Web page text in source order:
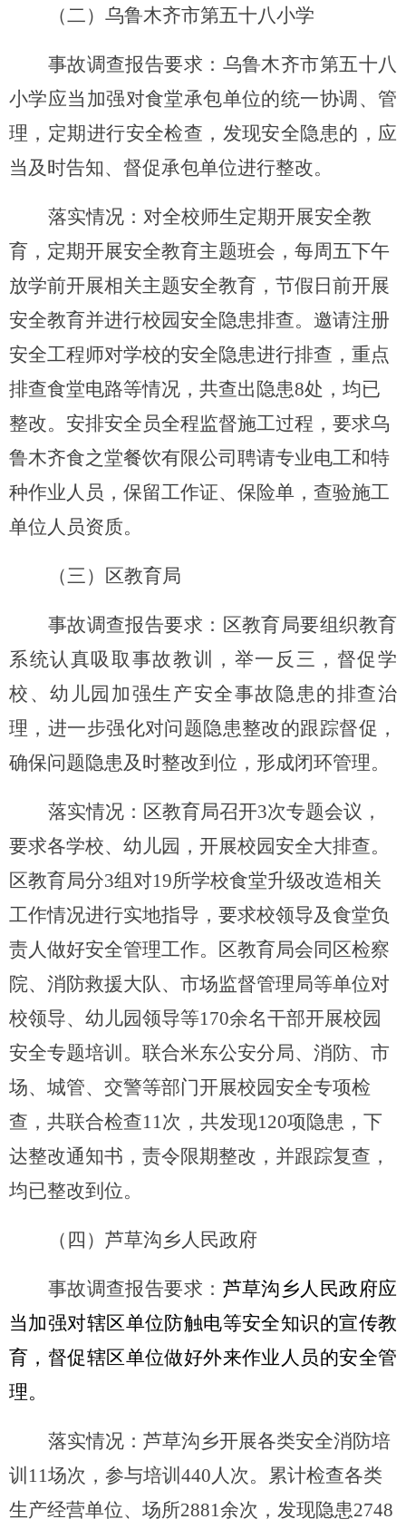
（二） 乌鲁木齐市第五十八小学
事故调查报告要求：乌鲁木齐市第五十八
小学应当加强对食堂承包单位的统一协调、管
理，定期进行安全检查，发现安全隐患的，应
当及时告知、督促承包单位进行整改。
落实情况：对全校师生定期开展安全教
育，定期开展安全教育主题班会，每周五下午
放学前开展相关主题安全教育，节假日前开展
安全教育并进行校园安全隐患排查。邀请注册
安全工程师对学校的安全隐患进行排查，重点
排查食堂电路等情况 ，共查出 隐患8处， 均已
整改。安排安全员全程监督施工过程， 要求乌
鲁木齐食之堂餐饮有限公司聘请专业电工和特
种作业人员，保留工作证、保险单，查验施工
单位人员资质。
（三）区教育局
事故调查报告要求 ： 区教育局要组织教育
系统认真吸取事故教训，举一反三，督促学
校、幼儿园加强生产安全事故隐患的排查治
理，进一步强化对问题隐患整改的跟踪督促，
确保问题隐患及时整改到位，形成闭环管理。
落实情况： 区教育局召开3次专题会议，
要求各学校、幼儿园，开展校园安全大排查。
区教育局分3组对19所学校食堂升级改造相关
工作情况进行实地指导， 要求校领导及食堂负
责人做好安全管理工作。区教育局会同区检察
院、消防救援大队、市场监督管理局等单位对
校领导、幼儿园领导等170余名干部开展校园
安全专题培训。 联合米东公安分局、消防、市
场、城管、交警等部门开展校园安全专项检
查，共联合检查11次，共发现120项隐患，下
达整改通知书，责令限期整改，并跟踪复查，
均已整改到位。
（四） 芦草沟乡人民政府
事故调查报告要求 ： 芦草沟乡人民政府应
当加强对辖区单位防触电等安全知识的宣传教
育，督促辖区单位做好外来作业人员的安全管
理。
落实情况：芦草沟乡开展各类安全消防培
训 11场次，参与培训 440人次。累计检查各类
生产经营单位、场所2881余次，发现隐患2748